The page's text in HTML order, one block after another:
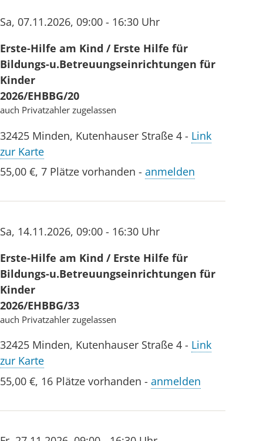
Sa, 07.11.2026, 09:00 - 16:30 Uhr
Erste-Hilfe am Kind / Erste Hilfe für
Bildungs-u.Betreuungseinrichtungen für
Kinder
2026/EHBBG/20
auch Privatzahler zugelassen
32425 Minden, Kutenhauser Straße 4 - Link
zur Karte
55,00 €, 7 Plätze vorhanden - anmelden
Sa, 14.11.2026, 09:00 - 16:30 Uhr
Erste-Hilfe am Kind / Erste Hilfe für
Bildungs-u.Betreuungseinrichtungen für
Kinder
2026/EHBBG/33
auch Privatzahler zugelassen
32425 Minden, Kutenhauser Straße 4 - Link
zur Karte
55,00 €, 16 Plätze vorhanden - anmelden